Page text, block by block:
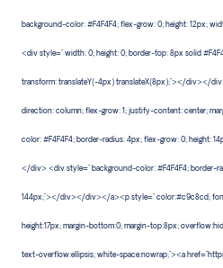
background-color: #F4F4F4; flex-grow: 0; height: 12px;
<div style=" width: 0; height: 0; border-top: 8px solid
transform: translateY(-4px) translateX(8px);"></div></
direction: column; flex-grow: 1; justify-content: center;
color: #F4F4F4; border-radius: 4px; flex-grow: 0; height:
</div> <div style=" background-color: #F4F4F4; border-
144px;"></div></div></a><p style=" color:#c9c8cd;
height:17px; margin-bottom:0; margin-top:8px;
text-overflow:ellipsis; white-space:nowrap;"><a